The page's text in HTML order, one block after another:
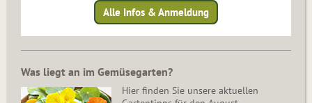
Alle Infos & Anmeldung
Was liegt an im Gemüsegarten?
Hier finden Sie unsere aktuellen